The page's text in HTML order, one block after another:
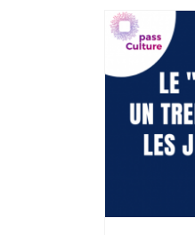
À L'ASSEMBLÉE NATIONALE